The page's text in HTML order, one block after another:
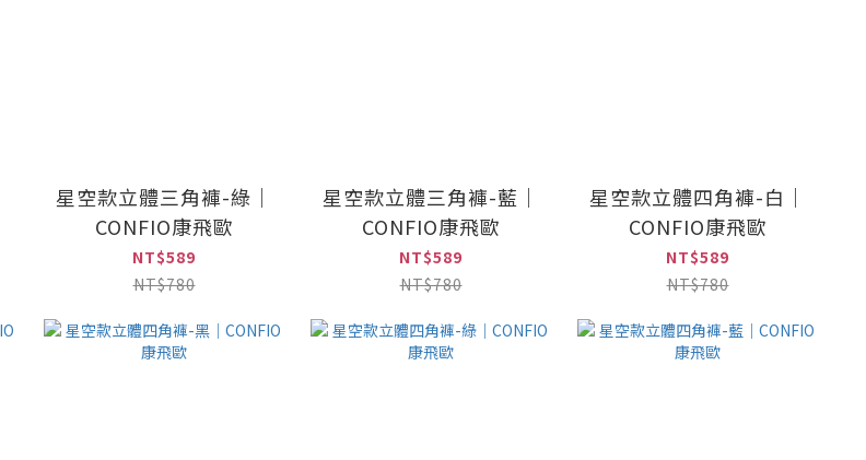
星空款立體三角褲-綠｜
CONFIO康飛歐
NT$589
NT$780
星空款立體三角褲-藍｜
CONFIO康飛歐
NT$589
NT$780
星空款立體四角褲-白｜
CONFIO康飛歐
NT$589
NT$780